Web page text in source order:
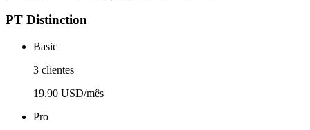
PT Distinction
Basic
3 clientes
19.90 USD/mês
Pro